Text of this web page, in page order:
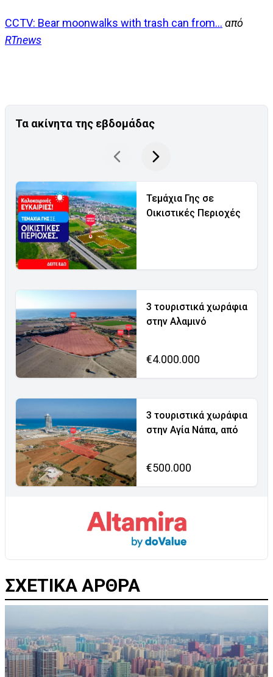
CCTV: Bear moonwalks with trash can from... από
RTnews
Τα ακίνητα της εβδομάδας
Τεμάχια Γης σε
Οικιστικές Περιοχές
3 τουριστικά χωράφια
στην Αλαμινό
€4.000.000
3 τουριστικά χωράφια
στην Αγία Νάπα, από
€500.000
ΣΧΕΤΙΚΑ ΑΡΘΡΑ